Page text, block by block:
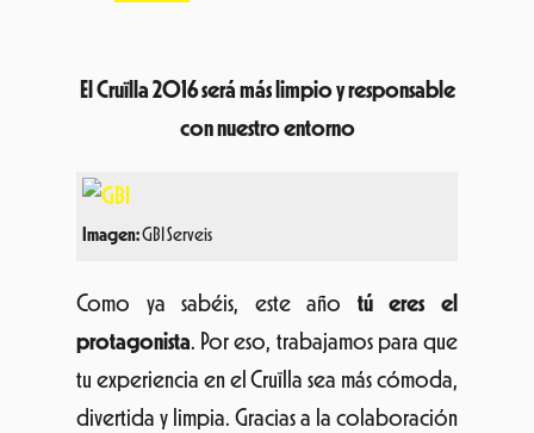
El Cruïlla 2016 será más limpio y responsable
con nuestro entorno
Imagen:GBI Serveis
Como ya sabéis, este año tú eres el
protagonista. Por eso, trabajamos para que
tu experiencia en el Cruïlla sea más cómoda,
divertida y limpia. Gracias a la colaboración